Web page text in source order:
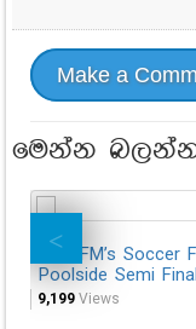
Make a
මෙන්න
SUN FM’s
Poolside Semi
9,199 Views